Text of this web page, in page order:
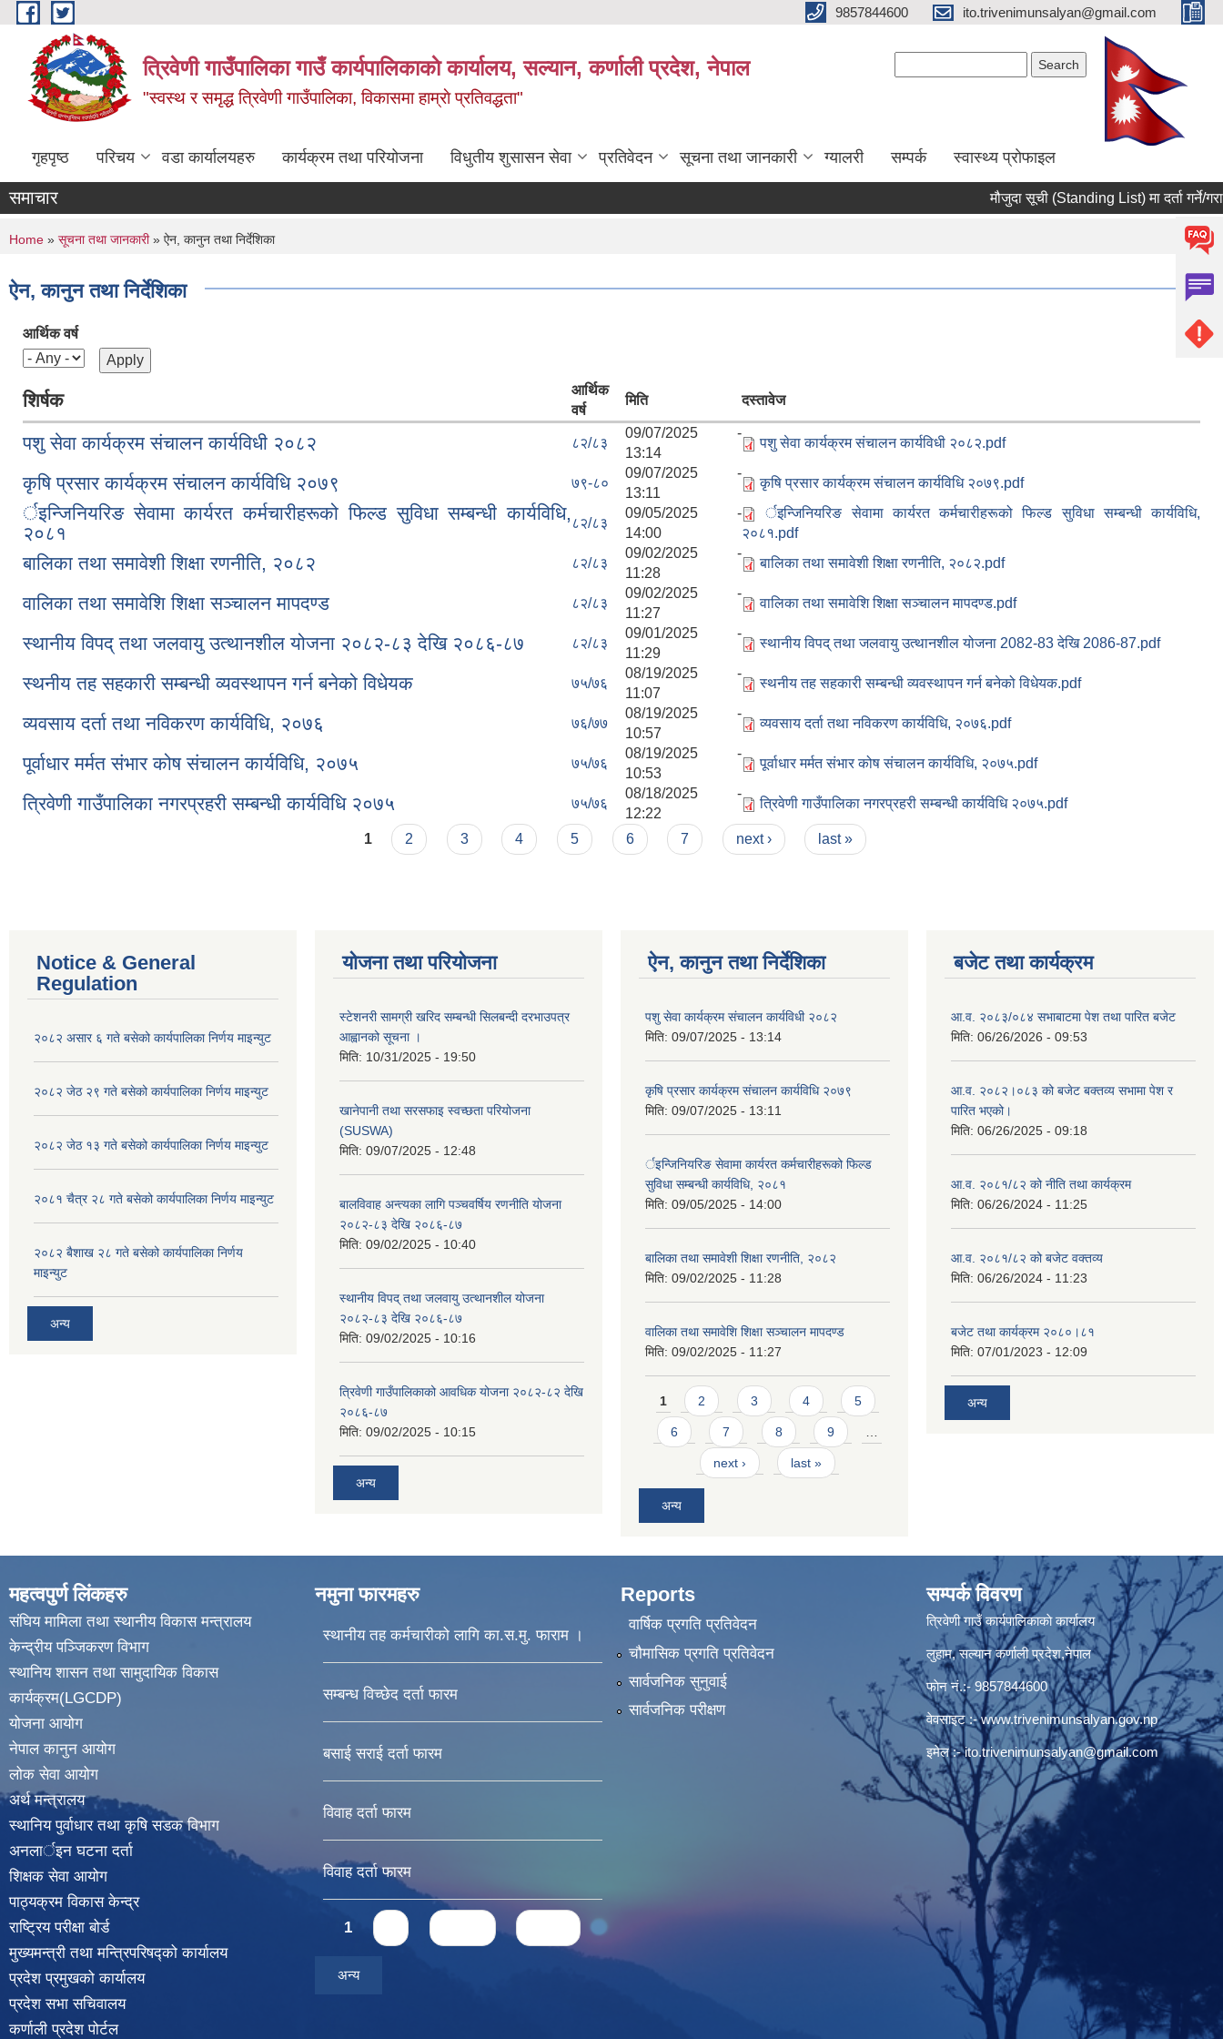
Skip to main content 9857844600 ito.trivenimunsalyan@gmail.com
त्रिवेणी गाउँपालिका गाउँ कार्यपालिकाकाे कार्यालय, सल्यान, कर्णाली प्रदेश, नेपाल
"स्वस्थ र समृद्ध त्रिवेणी गाउँपालिका, विकासमा हाम्राे प्रतिवद्धता"
गृहपृष्ठ परिचय वडा कार्यालयहरु कार्यक्रम तथा परियोजना विधुतीय शुसासन सेवा प्रतिवेदन सूचना तथा जानकारी ग्यालरी सम्पर्क स्वास्थ्य प्राेफाइल
समाचार मौजुदा सूची (Standing List) मा दर्ता गर्ने/
You are here
Home » सूचना तथा जानकारी» ऐन, कानुन तथा निर्देशिका
ऐन, कानुन तथा निर्देशिका
आर्थिक वर्ष
शिर्षक
आर्थिक
वर्ष
मिति दस्तावेज
पशु सेवा कार्यक्रम संचालन कार्यविधी २०८२ ८२/८३
09/07/2025 -
13:14
पशु सेवा कार्यक्रम संचालन कार्यविधी २०८२.pdf
कृषि प्रसार कार्यक्रम संचालन कार्यविधि २०७९ ७९-८०
09/07/2025 -
13:11
कृषि प्रसार कार्यक्रम संचालन कार्यविधि २०७९.pdf
र्इन्जिनियरिङ सेवामा कार्यरत कर्मचारीहरूको फिल्ड सुविधा सम्बन्धी कार्यविधि,
२०८१
८२/८३
09/05/2025 -
14:00
र्इन्जिनियरिङ सेवामा कार्यरत कर्मचारीहरूको फिल्ड सुविधा सम्बन्धी कार्यविधि,
२०८१.pdf
बालिका तथा समावेशी शिक्षा रणनीति, २०८२ ८२/८३
09/02/2025 -
11:28
बालिका तथा समावेशी शिक्षा रणनीति, २०८२.pdf
वालिका तथा समावेशि शिक्षा सञ्चालन मापदण्ड ८२/८३
09/02/2025 -
11:27
वालिका तथा समावेशि शिक्षा सञ्चालन मापदण्ड.pdf
स्थानीय विपद् तथा जलवायु उत्थानशील योजना २०८२-८३ देखि २०८६-८७ ८२/८३
09/01/2025 -
11:29
स्थानीय विपद् तथा जलवायु उत्थानशील योजना 2082-83 देखि 2086-87.pdf
स्थनीय तह सहकारी सम्बन्धी व्यवस्थापन गर्न बनेको विधेयक ७५/७६
08/19/2025 -
11:07
स्थनीय तह सहकारी सम्बन्धी व्यवस्थापन गर्न बनेको विधेयक.pdf
व्यवसाय दर्ता तथा नविकरण कार्यविधि, २०७६ ७६/७७
08/19/2025 -
10:57
व्यवसाय दर्ता तथा नविकरण कार्यविधि, २०७६.pdf
पूर्वाधार मर्मत संभार कोष संचालन कार्यविधि, २०७५ ७५/७६
08/19/2025 -
10:53
पूर्वाधार मर्मत संभार कोष संचालन कार्यविधि, २०७५.pdf
त्रिवेणी गाउँपालिका नगरप्रहरी सम्बन्धी कार्यविधि २०७५ ७५/७६
08/18/2025 -
12:22
त्रिवेणी गाउँपालिका नगरप्रहरी सम्बन्धी कार्यविधि २०७५.pdf
1 2 3 4 5 6 7 next › last »
Notice & General
Regulation
२०८२ असार ६ गते बसेको कार्यपालिका निर्णय माइन्युट
२०८२ जेठ २९ गते बसेको कार्यपालिका निर्णय माइन्युट
२०८२ जेठ १३ गते बसेको कार्यपालिका निर्णय माइन्युट
२०८१ चैत्र २८ गते बसेको कार्यपालिका निर्णय माइन्युट
२०८२ बैशाख २८ गते बसेको कार्यपालिका निर्णय
माइन्युट
अन्य
योजना तथा परियोजना
स्टेशनरी सामग्री खरिद सम्बन्धी सिलबन्दी दरभाउपत्र
आह्वानको सूचना ।
मिति: 10/31/2025 - 19:50
खानेपानी तथा सरसफाइ स्वच्छता परियोजना
(SUSWA)
मिति: 09/07/2025 - 12:48
बालविवाह अन्त्यका लागि पञ्चवर्षिय रणनीति योजना
२०८२-८३ देखि २०८६-८७
मिति: 09/02/2025 - 10:40
स्थानीय विपद् तथा जलवायु उत्थानशील योजना
२०८२-८३ देखि २०८६-८७
मिति: 09/02/2025 - 10:16
त्रिवेणी गाउँपालिकाको आवधिक योजना २०८२-८२ देखि
२०८६-८७
मिति: 09/02/2025 - 10:15
अन्य
ऐन, कानुन तथा निर्देशिका
पशु सेवा कार्यक्रम संचालन कार्यविधी २०८२
मिति: 09/07/2025 - 13:14
कृषि प्रसार कार्यक्रम संचालन कार्यविधि २०७९
मिति: 09/07/2025 - 13:11
र्इन्जिनियरिङ सेवामा कार्यरत कर्मचारीहरूको फिल्ड
सुविधा सम्बन्धी कार्यविधि, २०८१
मिति: 09/05/2025 - 14:00
बालिका तथा समावेशी शिक्षा रणनीति, २०८२
मिति: 09/02/2025 - 11:28
वालिका तथा समावेशि शिक्षा सञ्चालन मापदण्ड
मिति: 09/02/2025 - 11:27
Pages
1 2 3 4 5
6 7 8 9 …
next › last »
अन्य
बजेट तथा कार्यक्रम
आ.व. २०८३/०८४ सभाबाटमा पेश तथा पारित बजेट
मिति: 06/26/2026 - 09:53
आ‍.व. २०८२।०८३ को बजेट बक्तव्य सभामा पेश र
पारित भएको।
मिति: 06/26/2025 - 09:18
आ.व. २०८१/८२ को नीति तथा कार्यक्रम
मिति: 06/26/2024 - 11:25
आ.व. २०८१/८२ को बजेट वक्तव्य
मिति: 06/26/2024 - 11:23
बजेट तथा कार्यक्रम २०८०।८१
मिति: 07/01/2023 - 12:09
अन्य
महत्वपुर्ण लिंकहरु
संघिय मामिला तथा स्थानीय विकास मन्त्रालय
केन्द्रीय पञ्जिकरण विभाग
स्थानिय शासन तथा सामुदायिक विकास
कार्यक्रम(LGCDP)
योजना आयोग
नेपाल कानुन आयोग
लोक सेवा आयोग
अर्थ मन्त्रालय
स्थानिय पुर्वाधार तथा कृषि सडक विभाग
अनलार्इन घटना दर्ता
शिक्षक सेवा आयोग
पाठ्यक्रम विकास केन्द्र
राष्ट्रिय परीक्षा बोर्ड
मुख्यमन्त्री तथा मन्त्रिपरिषद्को कार्यालय
प्रदेश प्रमुखको कार्यालय
प्रदेश सभा सचिवालय
कर्णाली प्रदेश पोर्टल
नमुना फारमहरु
स्थानीय तह कर्मचारीको लागि का.स.मु. फाराम ।
सम्बन्ध विच्छेद दर्ता फारम
बसाई सराई दर्ता फारम
विवाह दर्ता फारम
विवाह दर्ता फारम
Pages
1
अन्य
Reports
वार्षिक प्रगति प्रतिवेदन
चौमासिक प्रगति प्रतिवेदन
सार्वजनिक सुनुवाई
सार्वजनिक परीक्षण
सम्पर्क विवरण
त्रिवेणी गाउँ कार्यपालिकाकाे कार्यालय
लुहाम, सल्यान कर्णाली प्रदेश,नेपाल
फाेन नं.:- 9857844600
वेवसाइट :-www.trivenimunsalyan.gov.np
इमेल :-ito.trivenimunsalyan@gmail.com